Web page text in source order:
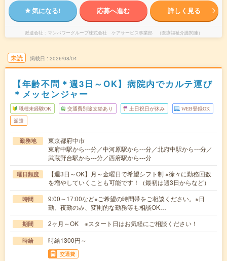
気になる! 応募へ進む 詳しく見る
派遣会社 マンパワーグループ株式会社 ケアサービス事業部 （医療福祉介護関連）
未読 掲載日 2026/08/04
【年齢不問＊週3日～OK】病院内でカルテ運び
＊メッセンジャー
職種未経験OK 交通費別途支給あり 土日祝日が休み WEB登録OK
派遣
勤務地
東京都府中市
東府中駅から---分／中河原駅から---分／北府中駅から---分／
武蔵野台駅から---分／西府駅から---分
曜日頻度
【週3日～OK】月～金曜日で希望シフト制 ※徐々に勤務回数
を増やしていくことも可能です！（最初は週3日からなど）
時間
9:00～17:00など※ご希望の時間帯をご相談ください。※日
勤、夜勤のみ、変則的な勤務等も相談OK…
期間 2ヶ月～OK ※スタート日はお気軽にご相談ください！
時給 時給1300円～
交通費